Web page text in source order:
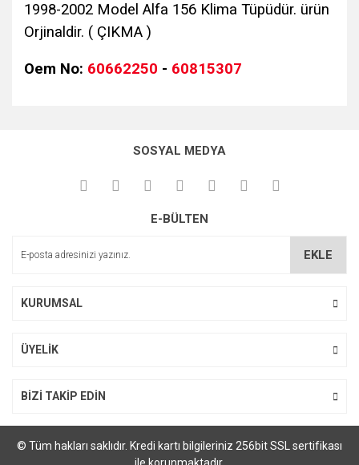
1998-2002 Model Alfa 156 Klima Tüpüdür. ürün
Orjinaldir. ( ÇIKMA )
Oem No: 60662250 - 60815307
kullanarak tarafımıza iletebilirsiniz.
Görüş ve önerileriniz için teşekkür ederiz.
Ürün açıklamasında eksik bilgiler bulunuyor.
SOSYAL MEDYA
E-BÜLTEN
EKLE
KURUMSAL
ÜYELİK
BİZİ TAKİP EDİN
© Tüm hakları saklıdır. Kredi kartı bilgileriniz 256bit SSL sertifikası